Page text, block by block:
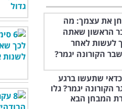
שתעשו ברגע
הקורונה יגמר? גלו
המבחן הבא